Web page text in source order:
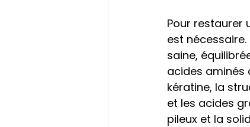
Pour restaurer
est
saine,
acides aminés
kératine, la
et les acides
pileux et la